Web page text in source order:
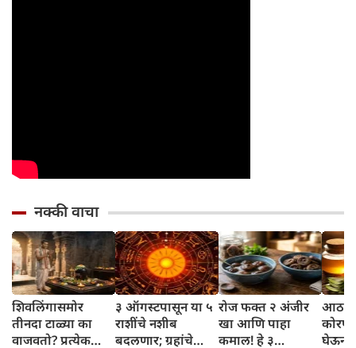
नक्की वाचा
शिवलिंगासमोर
तीनदा टाळ्या का
वाजवतो? प्रत्येक
३ ऑगस्टपासून या ५
राशींचे नशीब
बदलणार; ग्रहांचे
रोज फक्त २ अंजीर
खा आणि पाहा
कमाल! हे ३
घेऊन